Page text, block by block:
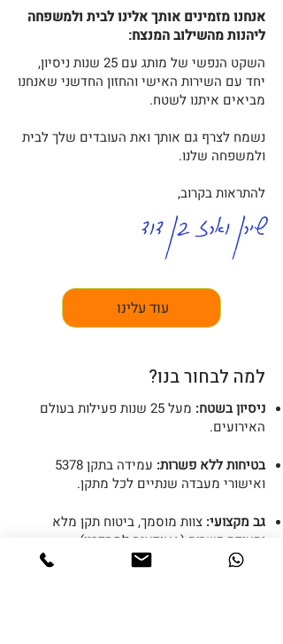
אנחנו מזמינים אותך אלינו לבית ולמשפחה
ליהנות מהשילוב המנצח:
השקט הנפשי של מותג עם 25 שנות ניסיון,
יחד עם השירות האישי והחזון החדשני שאנחנו
מביאים איתנו לשטח.
נשמח לצרף גם אותך ואת העובדים שלך לבית
ולמשפחה שלנו.
​להתראות בקרוב,
שירן וארז בן דוד
עוד עלינו
למה לבחור בנו?
ניסיון בשטח:
מעל 25 שנות פעילות בעולם
האירועים.
בטיחות ללא פשרות:
עמידה בתקן 5378
ואישורי מעבדה שנתיים לכל מתקן.
גב מקצועי: צוות מוסמך, ביטוח תקן מלא
ותעודת כשרות (+אופציה למהדרין)